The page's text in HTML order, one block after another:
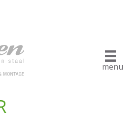
menu